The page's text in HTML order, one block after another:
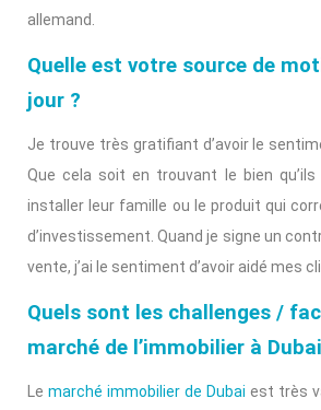
allemand.
Quelle est votre source de
jour ?
Je trouve très gratifiant d’avoir le
Que cela soit en trouvant le bien
installer leur famille ou le produit qui
d’investissement. Quand je signe un
vente, j’ai le sentiment d’avoir aidé mes
Quels sont les challenges /
marché de l’immobilier à
Le marché immobilier de Dubai est très